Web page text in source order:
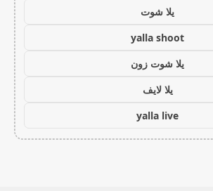
يلا شوت
yalla shoot
يلا شوت زون
يلا لايف
yalla live